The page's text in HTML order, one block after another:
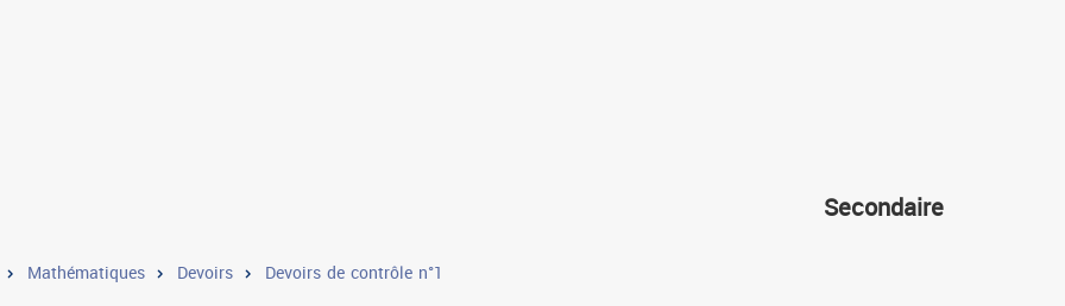
Secondaire
Mathématiques Devoirs Devoirs de contrôle n°1